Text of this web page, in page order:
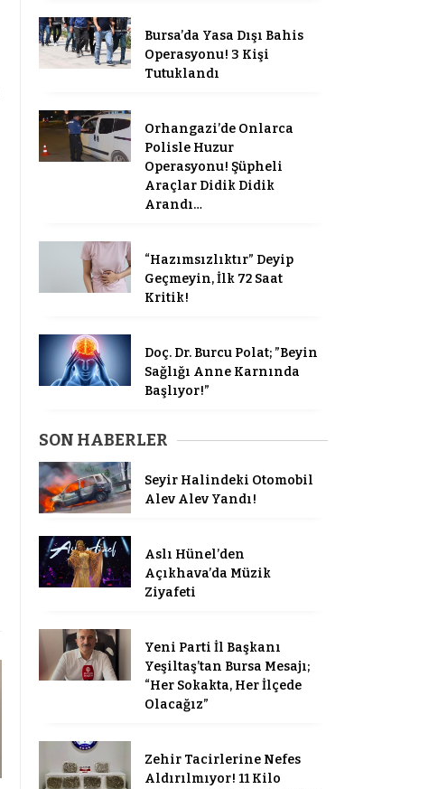
Bursa’da Yasa Dışı Bahis
Operasyonu! 3 Kişi
Tutuklandı
Orhangazi’de Onlarca
Polisle Huzur
Operasyonu! Şüpheli
Araçlar Didik Didik
Arandı…
“Hazımsızlıktır” Deyip
Geçmeyin, İlk 72 Saat
Kritik!
Doç. Dr. Burcu Polat; ”Beyin
Sağlığı Anne Karnında
Başlıyor!”
SON HABERLER
Seyir Halindeki Otomobil
Alev Alev Yandı!
Aslı Hünel’den
Açıkhava’da Müzik
Ziyafeti
Yeni Parti İl Başkanı
Yeşiltaş’tan Bursa Mesajı;
“Her Sokakta, Her İlçede
Olacağız”
Zehir Tacirlerine Nefes
Aldırılmıyor! 11 Kilo